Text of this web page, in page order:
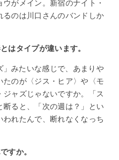
がメイン。新宿のナイト・
るのは川口さんのバンドしか
はタイプが違います。
」みたいな感じで、あまりや
たのが〈ジス・ヒア〉や〈モ
ャズじゃないですか。「ス
ると、「次の週は？」とい
れたんで、断れなくなっち
すか。